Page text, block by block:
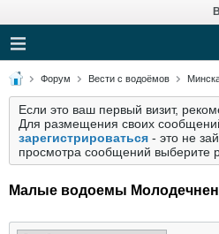
Форум Вести с водоёмов
Если это ваш первый визит,
Для размещения своих
зарегистрироваться - это не
просмотра сообщений выберите
Малые водоемы